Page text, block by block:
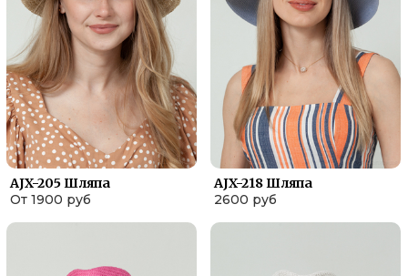
АJX-205 Шляпа
От 1900 руб
АJX-218 Шляпа
2600 руб